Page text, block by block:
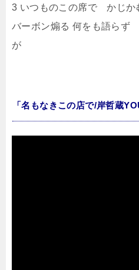
3 いつものこの席で かじか
バーボン煽る 何をも語らず
が
「名もなきこの店で/岸哲蔵